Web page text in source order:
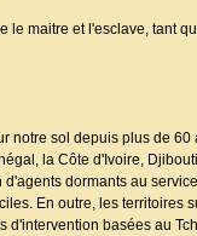
le maitre et l'esclave, tant
notre sol depuis plus de
la Côte d'Ivoire,
dormants au
En outre, les territoires
basées au